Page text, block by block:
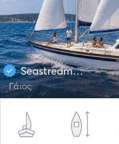
Seastream 34 34
Γάιος